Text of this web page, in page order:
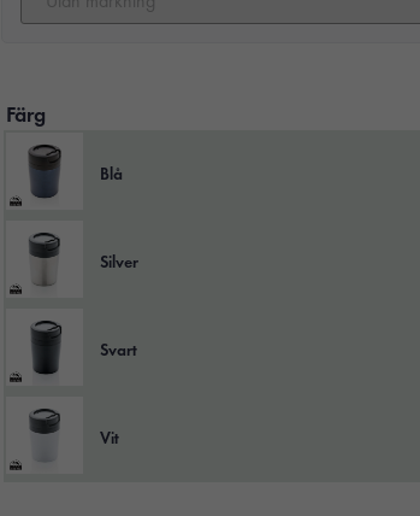
Färg
Blå
Silver
Svart
Vit